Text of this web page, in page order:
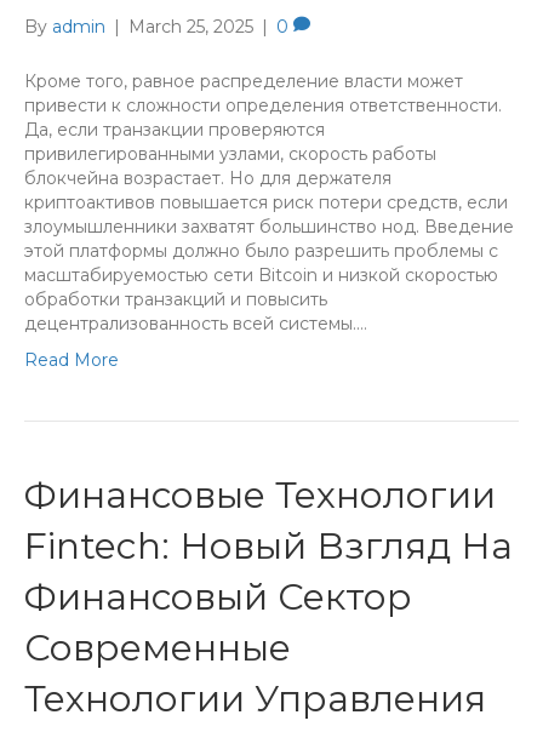
By admin | March 25, 2025 | 0
Кроме того, равное распределение власти может
привести к сложности определения ответственности.
Да, если транзакции проверяются
привилегированными узлами, скорость работы
блокчейна возрастает. Но для держателя
криптоактивов повышается риск потери средств, если
злоумышленники захватят большинство нод. Введение
этой платформы должно было разрешить проблемы с
масштабируемостью сети Bitcoin и низкой скоростью
обработки транзакций и повысить
децентрализованность всей системы.…
Read More
Финансовые Технологии
Fintech: Новый Взгляд На
Финансовый Сектор
Современные
Технологии Управления